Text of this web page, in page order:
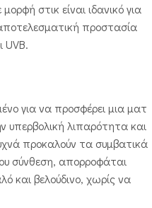
στικ είναι ιδανικό για
προστασία
UVB.
για να προσφέρει μια ματ
λιπαρότητα και
προκαλούν τα συμβατικά
σύνθεση, απορροφάται
και βελούδινο, χωρίς να